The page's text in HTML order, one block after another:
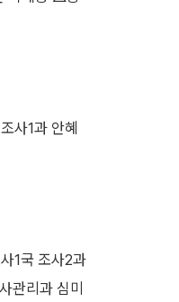
사1과 안혜
1국 조사2과
리과 심미